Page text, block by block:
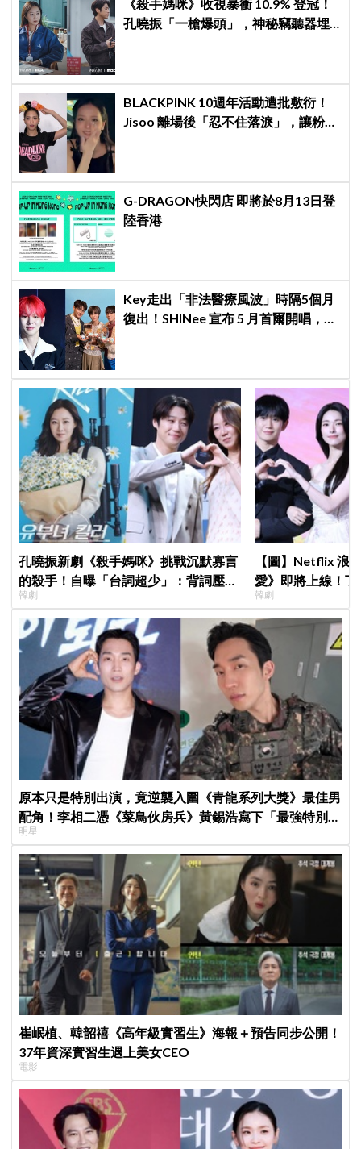
《殺手媽咪》收視暴衝 10.9% 登冠！
孔曉振「一槍爆頭」，神秘竊聽器埋
BLACKPINK 10週年活動遭批敷衍！
Jisoo 離場後「忍不住落淚」，讓粉絲
G-DRAGON快閃店 即將於8月13日登
陸香港
Key走出「非法醫療風波」時隔5個月
復出！SHINee 宣布 5 月首爾開唱，
孔曉振新劇《殺手媽咪》挑戰沉默寡言
的殺手！自曝「台詞超少」：背詞壓力
小很多XD
韓劇
【圖】Netflix 浪
愛》即將上線！
製作發表會，甜
韓劇
原本只是特別出演，竟逆襲入圍《青龍系列大獎》最佳男
配角！李相二憑《菜鳥伙房兵》黃錫浩寫下「最強特別出
演」傳奇
明星
崔岷植、韓韶禧《高年級實習生》海報＋預告同步公開！
37年資深實習生遇上美女CEO
電影